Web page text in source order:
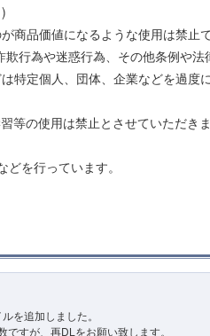
商品価値になるような使用は禁止
欺行為や迷惑行為、その他条例や
特定個人、団体、企業などを過度
等の使用は禁止とさせていただき
どを行っています。
を追加しました。
すが、再DLをお願い致します。